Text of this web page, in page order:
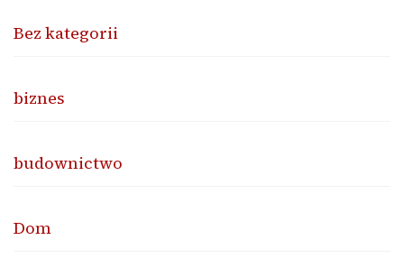
Bez kategorii
biznes
budownictwo
Dom